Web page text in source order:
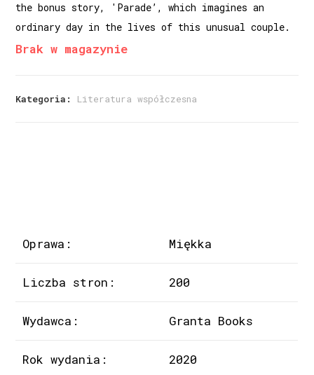
the bonus story, 'Parade’, which imagines an
ordinary day in the lives of this unusual couple.
Brak w magazynie
Kategoria: Literatura współczesna
Oprawa: Miękka
Liczba stron: 200
Wydawca: Granta Books
Rok wydania: 2020